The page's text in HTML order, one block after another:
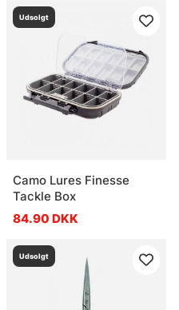
Udsolgt
Camo Lures Finesse
Tackle Box
84.90 DKK
Udsolgt